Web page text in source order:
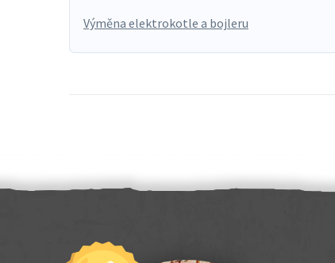
Výměna elektrokotle a bojleru